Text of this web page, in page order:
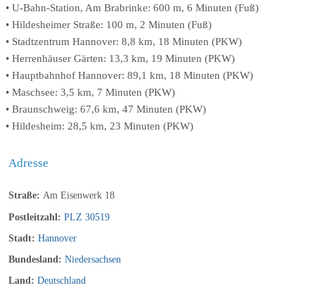
• U-Bahn-Station, Am Brabrinke: 600 m, 6 Minuten (Fuß)
• Hildesheimer Straße: 100 m, 2 Minuten (Fuß)
• Stadtzentrum Hannover: 8,8 km, 18 Minuten (PKW)
• Herrenhäuser Gärten: 13,3 km, 19 Minuten (PKW)
• Hauptbahnhof Hannover: 89,1 km, 18 Minuten (PKW)
• Maschsee: 3,5 km, 7 Minuten (PKW)
• Braunschweig: 67,6 km, 47 Minuten (PKW)
• Hildesheim: 28,5 km, 23 Minuten (PKW)
Adresse
Straße: Am Eisenwerk 18
Postleitzahl: PLZ 30519
Stadt: Hannover
Bundesland: Niedersachsen
Land: Deutschland